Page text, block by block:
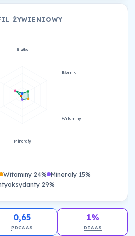
ŻYWIENIOWY
Białko
Błonnik
Witaminy
Minerały
Witaminy 24% Minerały 15%
29%
0,65
PDCAAS
1%
DIAAS